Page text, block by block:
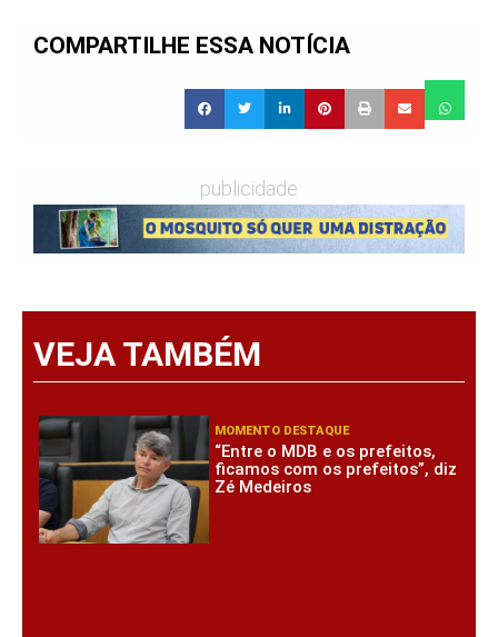
COMPARTILHE ESSA NOTÍCIA
publicidade
VEJA TAMBÉM
MOMENTO DESTAQUE
“Entre o MDB e os prefeitos,
ficamos com os prefeitos”, diz
Zé Medeiros